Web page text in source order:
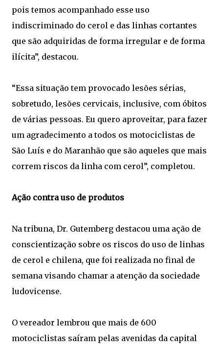
pois temos acompanhado esse uso
indiscriminado do cerol e das linhas cortantes
que são adquiridas de forma irregular e de forma
ilícita”, destacou.
“Essa situação tem provocado lesões sérias,
sobretudo, lesões cervicais, inclusive, com óbitos
de várias pessoas. Eu quero aproveitar, para fazer
um agradecimento a todos os motociclistas de
São Luís e do Maranhão que são aqueles que mais
correm riscos da linha com cerol”, completou.
Ação contra uso de produtos
Na tribuna, Dr. Gutemberg destacou uma ação de
conscientização sobre os riscos do uso de linhas
de cerol e chilena, que foi realizada no final de
semana visando chamar a atenção da sociedade
ludovicense.
O vereador lembrou que mais de 600
motociclistas saíram pelas avenidas da capital